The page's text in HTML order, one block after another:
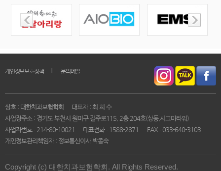
개인정보보호정책 문의메일
상호 : 대한치과보험학회
대표자 : 최 희 수
사업장주소 : 경기도 부천시 원미구 길주로115, 2층 204호(상동,시그마타워)
사업자번호 : 214-80-10021
대표전화 : 1588-2871
FAX : 033-640-3103
개인정보관리책임자 : 정보통신이사 박종숙
Copyright (c) 대한치과보험학회. All Rights Reserved.